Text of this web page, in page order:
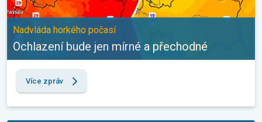
Nadvláda horkého počasí
Ochlazení bude jen mírné a přechodné
Více zpráv